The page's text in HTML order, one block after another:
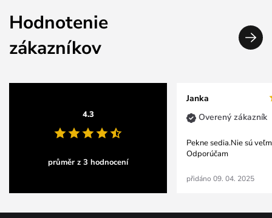
Hodnotenie
zákazníkov
4.3
průměr z 3 hodnocení
Janka
Overený zákazník
Pekne sedia.Nie sú
Odporúčam
přidáno 09. 04. 2025